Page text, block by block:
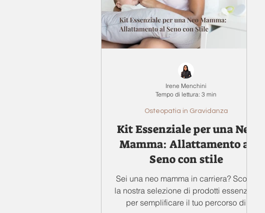
Kit Essenziale per una Neo
Mamma: Allattamento al
Seno con stile
Sei una neo mamma in carriera? Scopri
la nostra selezione di prodotti essenziali
per semplificare il tuo percorso di
Osteopatia in Gravidanza
Irene Menchini
Tempo di lettura: 3 min